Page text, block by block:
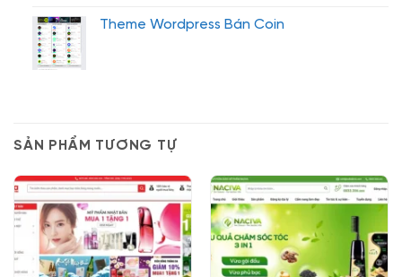
Theme Wordpress Bán Coin
SẢN PHẨM TƯƠNG TỰ